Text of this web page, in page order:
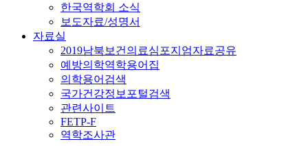
한국역학회 소식
보도자료/성명서
자료실
2019남북보건의료심포지엄자료공유
예방의학역학용어집
의학용어검색
국가건강정보포털검색
관련사이트
FETP-F
역학조사관